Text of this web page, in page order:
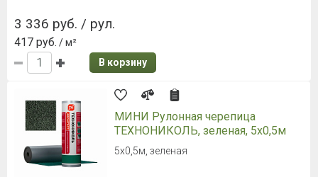
3 336 руб. / рул.
417 руб. / м²
В корзину
МИНИ Рулонная черепица
ТЕХНОНИКОЛЬ, зеленая, 5х0,5м
5х0,5м, зеленая